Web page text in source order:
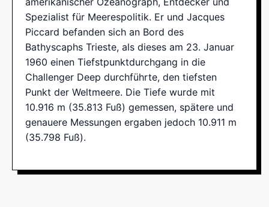
Spezialist für Meerespolitik. Er und Jacques
Piccard befanden sich an Bord des
Bathyscaphs Trieste, als dieses am 23. Januar
1960 einen Tiefstpunktdurchgang in die
Challenger Deep durchführte, den tiefsten
Punkt der Weltmeere. Die Tiefe wurde mit
10.916 m (35.813 Fuß) gemessen, spätere und
genauere Messungen ergaben jedoch 10.911 m
(35.798 Fuß).